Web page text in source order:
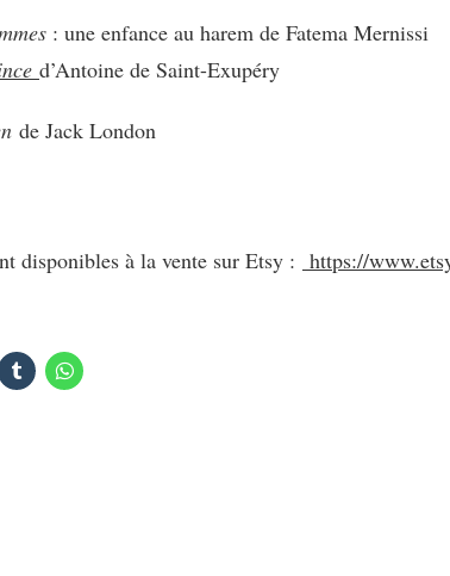
: une enfance au harem de Fatema Mernissi
d’Antoine de Saint-Exupéry
de Jack London
disponibles à la vente sur Etsy : https://